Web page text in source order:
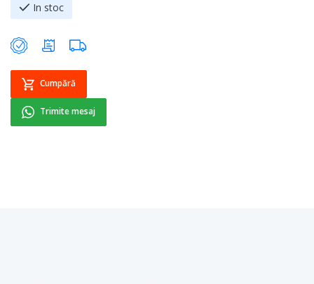
In stoc
Cumpără
Trimite mesaj